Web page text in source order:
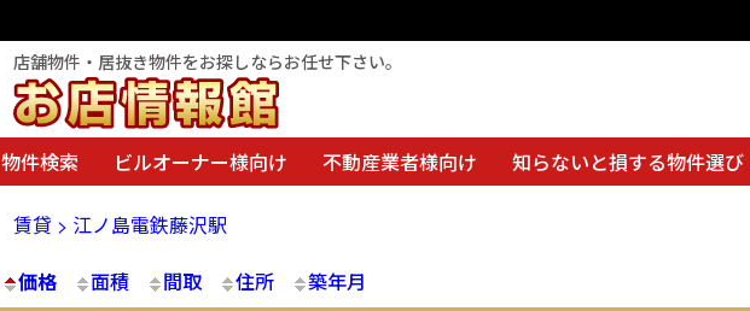
店舗物件・居抜き物件をお探しならお任せ下さい。
物件検索 ビルオーナー様向け 不動産業者様向け 知らないと損する物件選び
賃貸 > 江ノ島電鉄藤沢駅
価格 面積 間取 住所 築年月